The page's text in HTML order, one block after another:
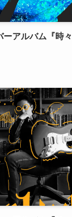
ーアルバム『時